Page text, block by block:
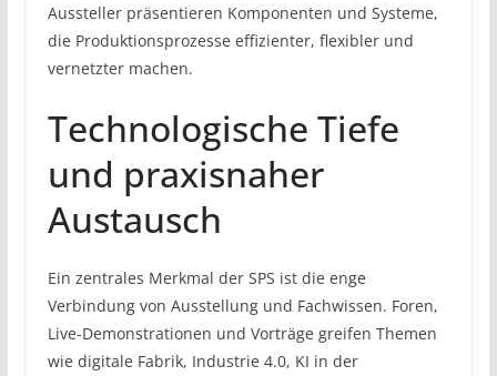
Aussteller präsentieren Komponenten und Systeme,
die Produktionsprozesse effizienter, flexibler und
vernetzter machen.
Technologische Tiefe
und praxisnaher
Austausch
Ein zentrales Merkmal der SPS ist die enge
Verbindung von Ausstellung und Fachwissen. Foren,
Live-Demonstrationen und Vorträge greifen Themen
wie digitale Fabrik, Industrie 4.0, KI in der